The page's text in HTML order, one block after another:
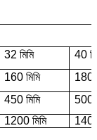
32 মিমি
40
160 মিমি
180
450 মিমি
500
1200 মিমি 1400